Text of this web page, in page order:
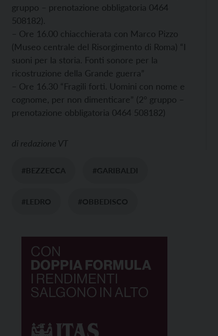
gruppo – prenotazione obbligatoria 0464
508182).
– Ore 16.00 chiacchierata con Marco Pizzo
(Museo centrale del Risorgimento di Roma) “I
suoni per la storia. Fonti sonore per la
ricostruzione della Grande guerra”
– Ore 16.30 “Fragili forti. Uomini con nome e
cognome, per non dimenticare” (2° gruppo –
prenotazione obbligatoria 0464 508182)
di redazione VT
#BEZZECCA #GARIBALDI
#LEDRO #OBBEDISCO